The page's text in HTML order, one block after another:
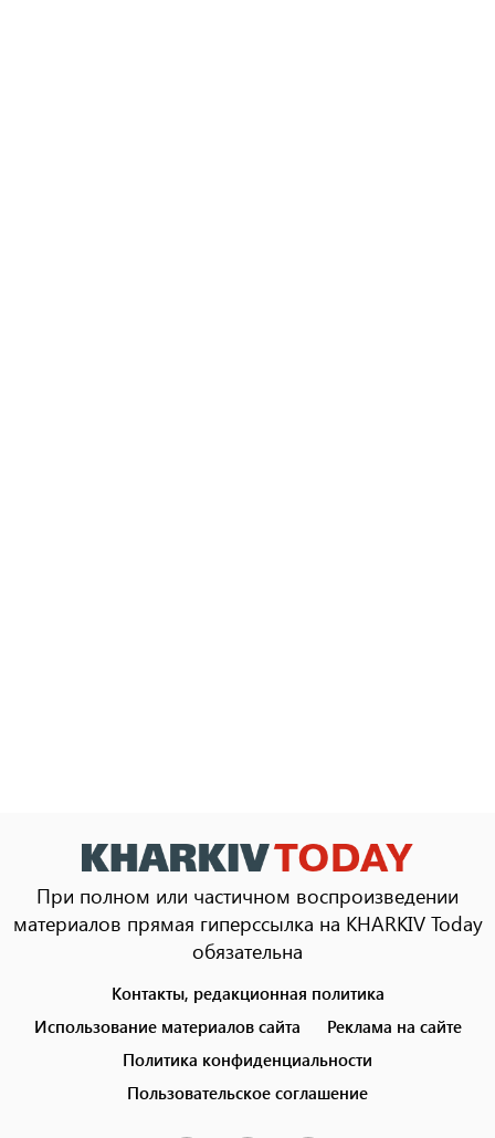
При полном или частичном воспроизведении
материалов прямая гиперссылка на KHARKIV Today
обязательна
menu
Контакты, редакционная политика
Использование материалов сайта
Реклама на сайте
Политика конфиденциальности
Пользовательское соглашение